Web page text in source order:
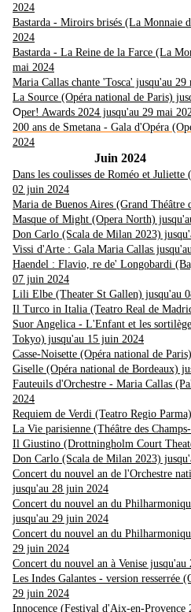
2024
Bastarda - Miroirs brisés (La Monnaie
2024
Bastarda - La Reine de la Farce (La
mai 2024
Maria Callas chante 'Tosca' jusqu'au 29
La Source (Opéra national de Paris)
Oper! Awards 2024 jusqu'au 29 mai
200 ans de Smetana - Gala d'Opéra
2024
Juin 2024
Dans les coulisses de Roméo et
02 juin 2024
Maria de Buenos Aires (Grand Théâtre
Masque of Might (Opera North)
Don Carlo (Scala de Milan 2023)
Vissi d'Arte : Gala Maria Callas
Haendel : Flavio, re de' Longobardi
07 juin 2024
Lili Elbe (Theater St Gallen) jusqu'au
Il Turco in Italia (Teatro Real de
Suor Angelica - L'Enfant et les
Tokyo) jusqu'au 15 juin 2024
Casse-Noisette (Opéra national de
Giselle (Opéra national de Bordeaux)
Fauteuils d'Orchestre - Maria Callas
2024
Requiem de Verdi (Teatro Regio
La Vie parisienne (Théâtre des
Il Giustino (Drottningholm Court
Don Carlo (Scala de Milan 2023)
Concert du nouvel an de l'Orchestre
jusqu'au 28 juin 2024
Concert du nouvel an du
jusqu'au 29 juin 2024
Concert du nouvel an du
29 juin 2024
Concert du nouvel an à Venise
Les Indes Galantes - version resserrée
29 juin 2024
Innocence (Festival d'Aix-en-Provence